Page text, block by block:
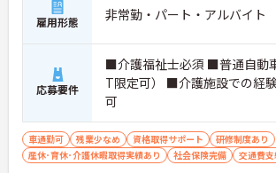
雇用形態 非常勤・パート・アルバイト
応募要件
■介護福祉士必須 ■普通自動
T限定可） ■介護施設での経
可
車通勤可 残業少なめ 資格取得サポート
研修制度あり
産休･育休･介護休暇取得実績あり
社会保険完備 交通費